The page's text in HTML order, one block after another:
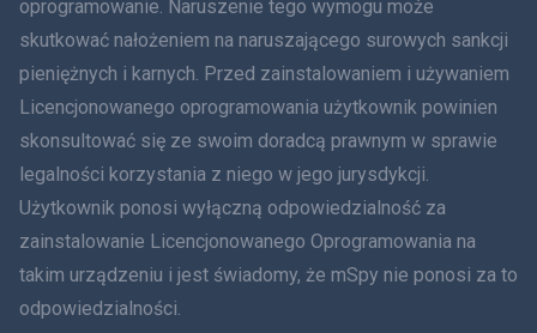
עברית
Rumunia
Tiếng Việt
繁體中文
Slovenčina
oprogramowanie. Naruszenie tego wymogu może
skutkować nałożeniem na naruszającego surowych sankcji
pieniężnych i karnych. Przed zainstalowaniem i używaniem
Licencjonowanego oprogramowania użytkownik powinien
skonsultować się ze swoim doradcą prawnym w sprawie
legalności korzystania z niego w jego jurysdykcji.
Użytkownik ponosi wyłączną odpowiedzialność za
zainstalowanie Licencjonowanego Oprogramowania na
takim urządzeniu i jest świadomy, że mSpy nie ponosi za to
odpowiedzialności.